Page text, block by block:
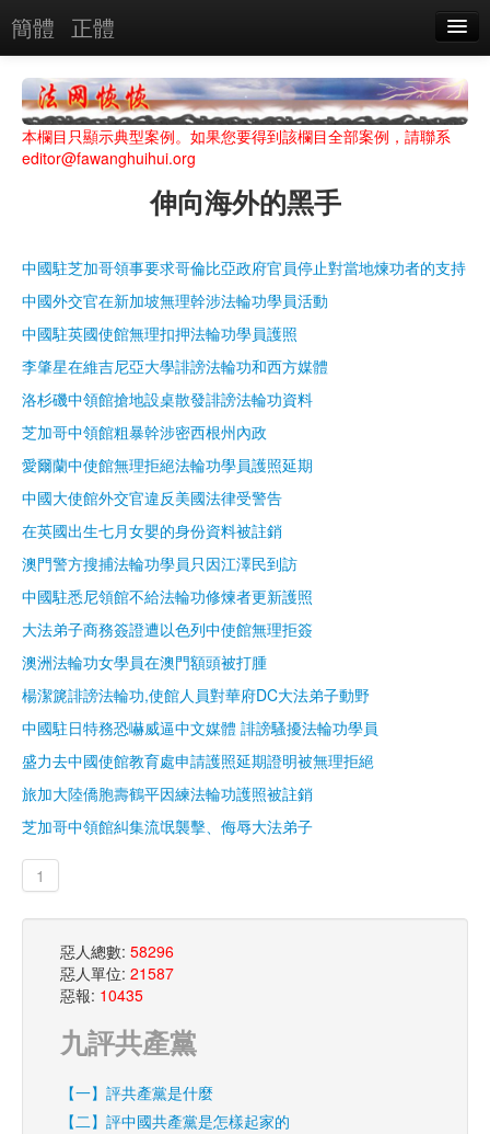
簡體 正體
惡報實例
惡人圖片
搜索
關於
本欄目只顯示典型案例。如果您要得到該欄目全部案例，請聯系
editor@fawanghuihui.org
伸向海外的黑手
中國駐芝加哥領事要求哥倫比亞政府官員停止對當地煉功者的支持
中國外交官在新加坡無理幹涉法輪功學員活動
中國駐英國使館無理扣押法輪功學員護照
李肇星在維吉尼亞大學誹謗法輪功和西方媒體
洛杉磯中領館搶地設桌散發誹謗法輪功資料
芝加哥中領館粗暴幹涉密西根州內政
愛爾蘭中使館無理拒絕法輪功學員護照延期
中國大使館外交官違反美國法律受警告
在英國出生七月女嬰的身份資料被註銷
澳門警方搜捕法輪功學員只因江澤民到訪
中國駐悉尼領館不給法輪功修煉者更新護照
大法弟子商務簽證遭以色列中使館無理拒簽
澳洲法輪功女學員在澳門額頭被打腫
楊潔篪誹謗法輪功,使館人員對華府DC大法弟子動野
中國駐日特務恐嚇威逼中文媒體 誹謗騷擾法輪功學員
盛力去中國使館教育處申請護照延期證明被無理拒絕
旅加大陸僑胞壽鶴平因練法輪功護照被註銷
芝加哥中領館糾集流氓襲擊、侮辱大法弟子
1
惡人總數: 58296
惡人單位: 21587
惡報: 10435
九評共產黨
【一】評共產黨是什麼
【二】評中國共產黨是怎樣起家的